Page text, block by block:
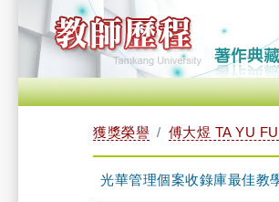
獲獎榮譽 傅大煜 TA YU FU
光華管理個案收錄庫最佳教